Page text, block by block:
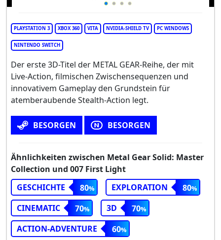
PLAYSTATION 3 XBOX 360 VITA NVIDIA-SHIELD TV PC WINDOWS
NINTENDO SWITCH
Der erste 3D-Titel der METAL GEAR-Reihe, der mit
Live-Action, filmischen Zwischensequenzen und
innovativem Gameplay den Grundstein für
atemberaubende Stealth-Action legt.
BESORGEN BESORGEN
Ähnlichkeiten zwischen Metal Gear Solid: Master
Collection und 007 First Light
GESCHICHTE
80 EXPLORATION
80
CINEMATIC
70 3D
70
ACTION-ADVENTURE
60